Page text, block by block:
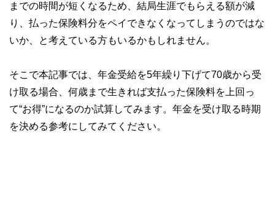
までの時間が短くなるため、結局生涯でもらえる額が減
り、払った保険料分をペイできなくなってしまうのではな
いか、と考えている方もいるかもしれません。
そこで本記事では、年金受給を5年繰り下げて70歳から受
け取る場合、何歳まで生きれば支払った保険料を上回っ
て“お得”になるのか試算してみます。年金を受け取る時期
を決める参考にしてみてください。